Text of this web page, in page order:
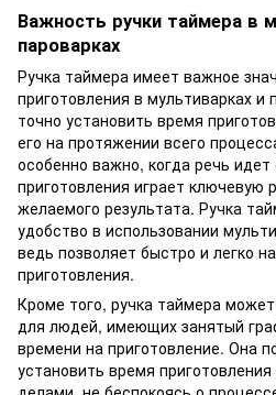
Важность ручки таймера в
пароварках
Ручка таймера имеет важное
приготовления в мультиварках и
точно установить время
его на протяжении всего
особенно важно, когда речь
приготовления играет ключевую
желаемого результата. Ручка
удобство в использовании
ведь позволяет быстро и легко
приготовления.
Кроме того, ручка таймера
для людей, имеющих занятый
времени на приготовление. Она
установить время